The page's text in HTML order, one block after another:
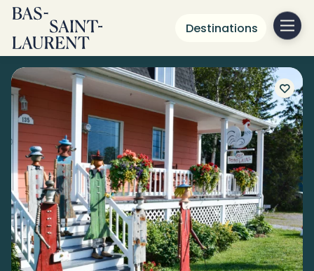
Destinations